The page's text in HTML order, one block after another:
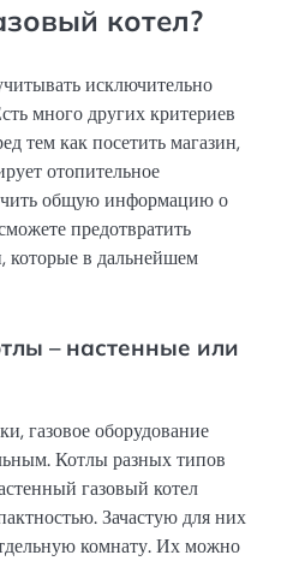
котел?
исключительно
много других критериев
тем как посетить магазин,
отопительное
общую информацию о
предотвратить
которые в дальнейшем
– настенные или
газовое оборудование
Котлы разных типов
газовый котел
Зачастую для них
комнату. Их можно